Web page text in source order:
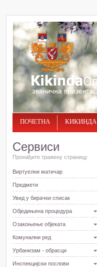
ПОЧЕТНА КИКИНДА
Сервиси
Пронађите тражену страницу
Виртуелни матичар
Предмети
Увид у бирачки списак
Обједињена процедура
Озакоњење објеката
Комунални ред
Урбанизам - обрасци
Инспекцијски послови